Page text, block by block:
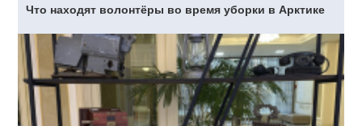
Что находят волонтёры во время уборки в Арктике